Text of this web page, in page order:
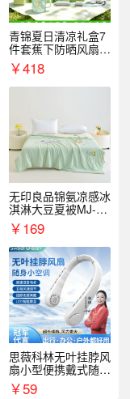
青锦夏日清凉礼盒7
件套蕉下防晒风扇员
工福利端午伴手礼企
业定制
￥418
无印良品锦氨凉感冰
淇淋大豆夏被MJ-B2
025-0193
￥169
思薇科林无叶挂脖风
扇小型便携戴式随身
挂脖子降温神器
￥59